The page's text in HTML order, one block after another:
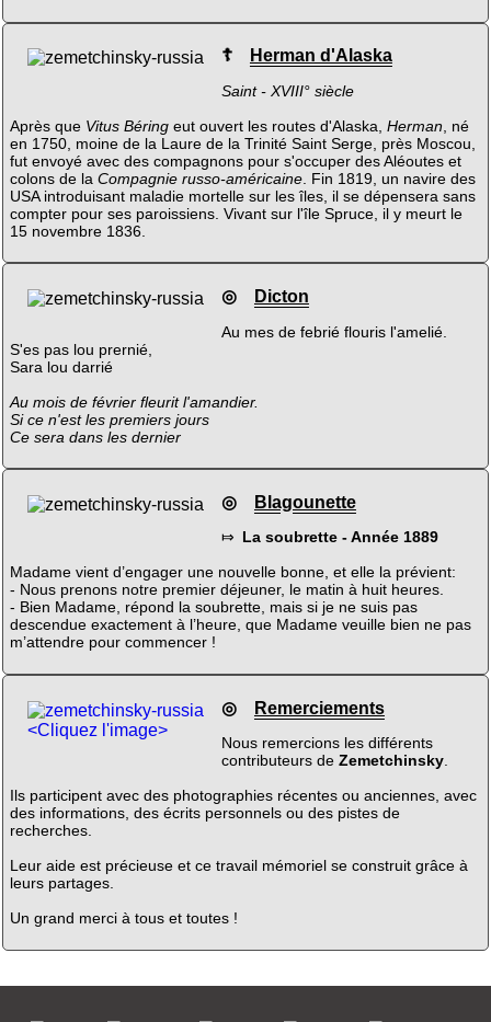
☦ Herman d'Alaska
Saint - XVIII° siècle
Après que Vitus Béringeut ouvert les routes d'Alaska, Herman , né
en 1750, moine de la Laure de la Trinité Saint Serge, près Moscou,
fut envoyé avec des compagnons pour s'occuper des Aléoutes et
colons de la Compagnie russo-américaine. Fin 1819, un navire des
USA introduisant maladie mortelle sur les îles, il se dépensera sans
compter pour ses paroissiens. Vivant sur l'île Spruce, il y meurt le
15 novembre 1836.
◎ Dicton
Au mes de febrié flouris l'amelié.
S'es pas lou prernié,
Sara lou darrié
Au mois de février fleurit l'amandier.
Si ce n'est les premiers jours
Ce sera dans les dernier
◎ Blagounette
⤇ La soubrette - Année 1889
Madame vient d’engager une nouvelle bonne, et elle la prévient:
- Nous prenons notre premier déjeuner, le matin à huit heures.
- Bien Madame, répond la soubrette, mais si je ne suis pas
descendue exactement à l’heure, que Madame veuille bien ne pas
m’attendre pour commencer !
<Cliquez l'image>
◎ Remerciements
Nous remercions les différents
contributeurs de Zemetchinsky.
Ils participent avec des photographies récentes ou anciennes, avec
des informations, des écrits personnels ou des pistes de
recherches.
Leur aide est précieuse et ce travail mémoriel se construit grâce à
leurs partages.
Un grand merci à tous et toutes !